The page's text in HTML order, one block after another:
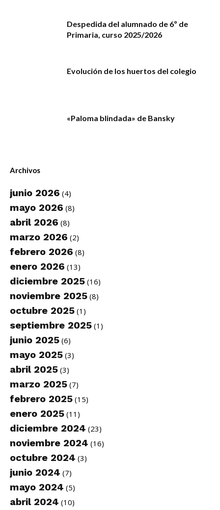
Despedida del alumnado de 6º de
Primaria, curso 2025/2026
Evolución de los huertos del colegio
«Paloma blindada» de Bansky
Archivos
junio 2026 (4)
mayo 2026 (8)
abril 2026 (8)
marzo 2026 (2)
febrero 2026 (8)
enero 2026 (13)
diciembre 2025 (16)
noviembre 2025 (8)
octubre 2025 (1)
septiembre 2025 (1)
junio 2025 (6)
mayo 2025 (3)
abril 2025 (3)
marzo 2025 (7)
febrero 2025 (15)
enero 2025 (11)
diciembre 2024 (23)
noviembre 2024 (16)
octubre 2024 (3)
junio 2024 (7)
mayo 2024 (5)
abril 2024 (10)